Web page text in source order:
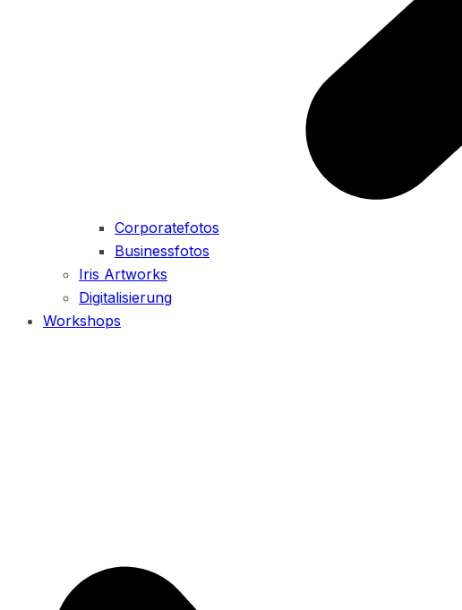
Corporatefotos
Businessfotos
Iris Artworks
Digitalisierung
Workshops